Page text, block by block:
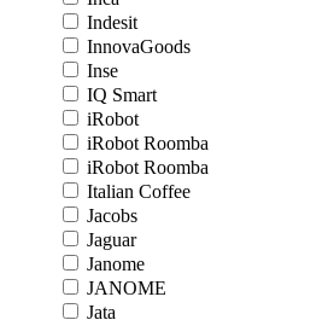
Indesit
InnovaGoods
Inse
IQ Smart
iRobot
iRobot Roomba
iRobot Roomba
Italian Coffee
Jacobs
Jaguar
Janome
JANOME
Jata